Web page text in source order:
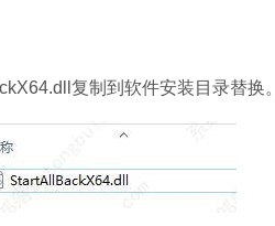
复制到软件安装目录替换。